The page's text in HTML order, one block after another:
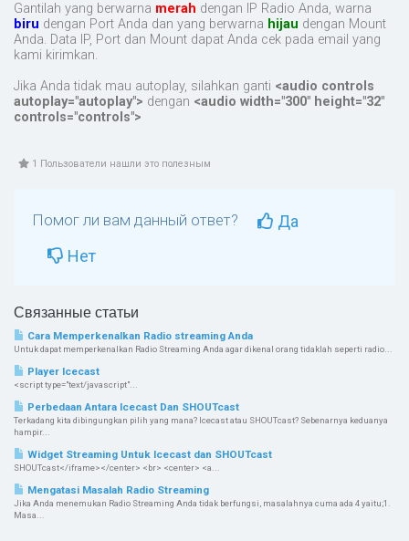
Gantilah yang berwarna merah dengan IP Radio Anda, warna
biru dengan Port Anda dan yang berwarna hijau dengan Mount
Anda. Data IP, Port dan Mount dapat Anda cek pada email yang
kami kirimkan.
Jika Anda tidak mau autoplay, silahkan ganti <audio controls
autoplay="autoplay"> dengan <audio width="300" height="32"
controls="controls">
1 Пользователи нашли это полезным
Помог ли вам данный ответ?
Да
Нет
Связанные статьи
Cara Memperkenalkan Radio streaming Anda
Untuk dapat memperkenalkan Radio Streaming Anda agar dikenal orang tidaklah seperti radio...
Player Icecast
<script type="text/javascript"...
Perbedaan Antara Icecast Dan SHOUTcast
Terkadang kita dibingungkan pilih yang mana? Icecast atau SHOUTcast? Sebenarnya keduanya
hampir...
Widget Streaming Untuk Icecast dan SHOUTcast
SHOUTcast</iframe></center> <br> <center> <a...
Mengatasi Masalah Radio Streaming
Jika Anda menemukan Radio Streaming Anda tidak berfungsi, masalahnya cuma ada 4 yaitu;1.
Masa...